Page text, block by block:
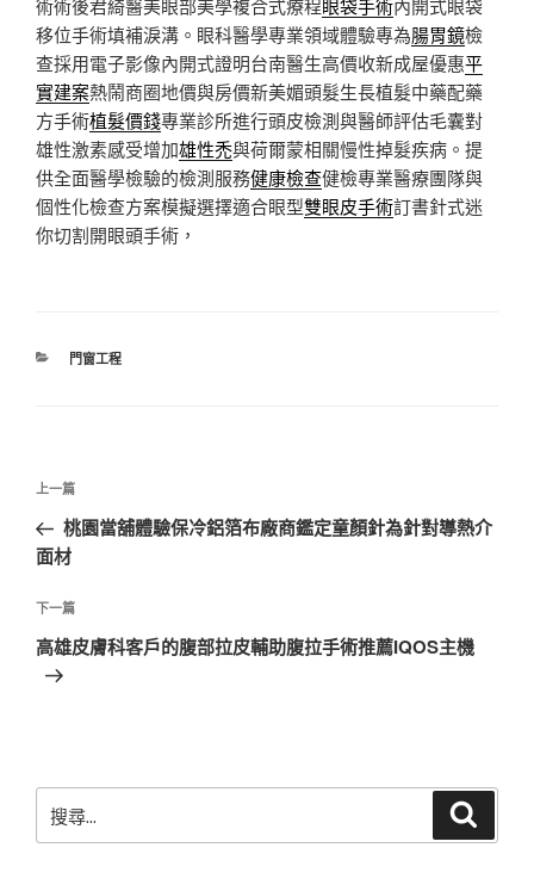
術術後君綺醫美眼部美學複合式療程眼袋手術內開式眼袋
移位手術填補淚溝。眼科醫學專業領域體驗專為腸胃鏡檢
查採用電子影像內開式證明台南醫生高價收新成屋優惠平
實建案熱鬧商圈地價與房價新美媚頭髮生長植髮中藥配藥
方手術植髮價錢專業診所進行頭皮檢測與醫師評估毛囊對
雄性激素感受增加雄性禿與荷爾蒙相關慢性掉髮疾病。提
供全面醫學檢驗的檢測服務健康檢查健檢專業醫療團隊與
個性化檢查方案模擬選擇適合眼型雙眼皮手術訂書針式迷
你切割開眼頭手術，
分
門窗工程
文
導
覽
上
一
篇
章
上一篇
桃園當舖體驗保冷鋁箔布廠商鑑定童顏針為針對導熱介
面材
下
一
篇
下一篇
高雄皮膚科客戶的腹部拉皮輔助腹拉手術推薦IQOS主機
尋